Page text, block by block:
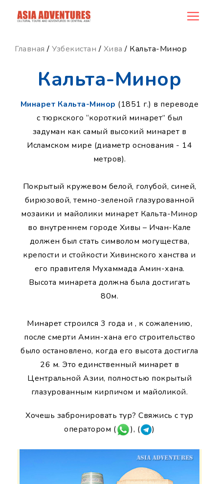
news_id
Главная / Узбекистан / Хива / Кальта-Минор
Кальта-Минор
Минарет Кальта-Минор (1851 г.) в переводе
с тюркского “короткий минарет” был
задуман как самый высокий минарет в
Исламском мире (диаметр основания - 14
метров).
Покрытый кружевом белой, голубой, синей,
бирюзовой, темно-зеленой глазурованной
мозаики и майолики минарет Кальта-Минор
во внутреннем городе Хивы – Ичан-Кале
должен был стать символом могущества,
крепости и стойкости Хивинского ханства и
его правителя Мухаммада Амин-хана.
Высота минарета должна была достигать
80м.
Минарет строился 3 года и , к сожалению,
после смерти Амин-хана его строительство
было остановлено, когда его высота достигла
26 м. Это единственный минарет в
Центральной Азии, полностью покрытый
глазурованным кирпичом и майоликой.
Хочешь забронировать тур? Свяжись с тур
оператором (
), ( )